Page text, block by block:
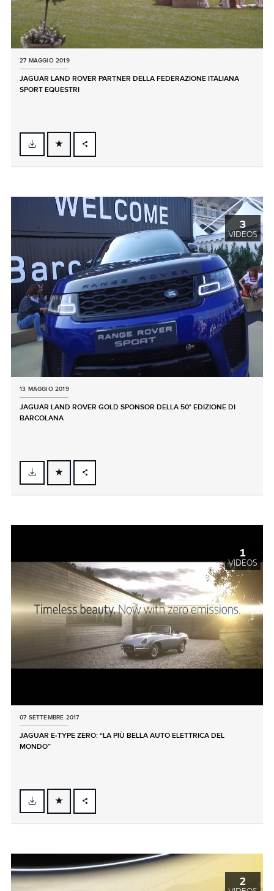
27 MAGGIO 2019
JAGUAR LAND ROVER PARTNER DELLA FEDERAZIONE ITALIANA
SPORT EQUESTRI
FACEBOOK
LINKEDIN
SHARE 3
VIDEOS
13 MAGGIO 2019
JAGUAR LAND ROVER GOLD SPONSOR DELLA 50° EDIZIONE DI
BARCOLANA
FACEBOOK
LINKEDIN
1
VIDEOS
07 SETTEMBRE 2017
JAGUAR E‑TYPE ZERO: “LA PIÙ BELLA AUTO ELETTRICA DEL
MONDO”
FACEBOOK
LINKEDIN
SHARE 2